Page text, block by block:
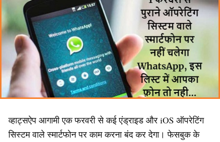
व्हाट्सऐप आगामी एक फरवरी से कई एंड्राइड और iOS ऑपरेटिंग
सिस्टम वाले स्मार्टफोन पर काम करना बंद कर देगा। फेसबुक के